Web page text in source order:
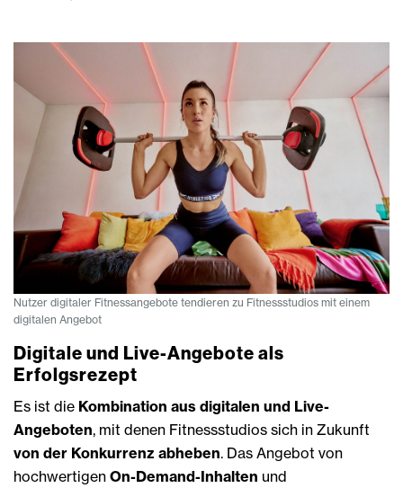
Nutzer digitaler Fitnessangebote tendieren zu Fitnessstudios mit einem
digitalen Angebot
Digitale und Live-Angebote als
Erfolgsrezept
Es ist die Kombination aus digitalen und Live-
Angeboten, mit denen Fitnessstudios sich in Zukunft
von der Konkurrenz abheben. Das Angebot von
hochwertigen On-Demand-Inhalten und